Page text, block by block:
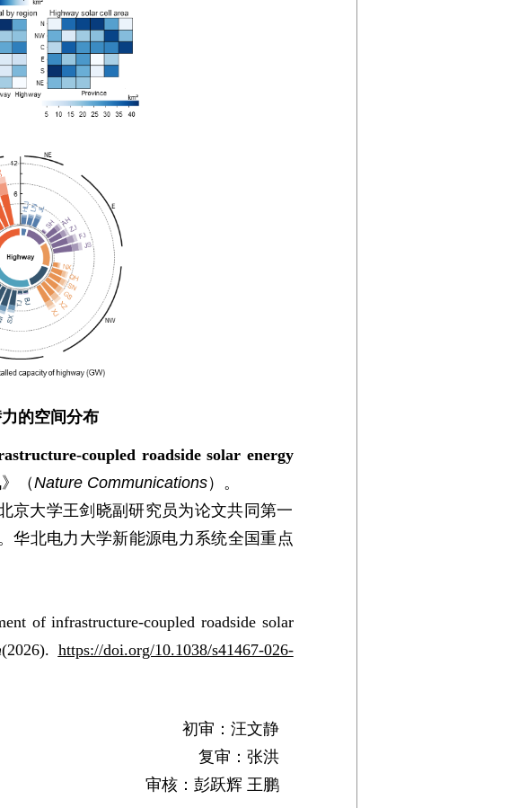
的空间分布
coupled roadside solar energy
（Nature Communications）。
京大学王剑晓副研究员为论文共同第一
华北电力大学新能源电力系统全国重点
of infrastructure-coupled roadside solar
(2026). https://doi.org/10.1038/s41467-026-
初审：汪文静
复审：张洪
审核：彭跃辉 王鹏